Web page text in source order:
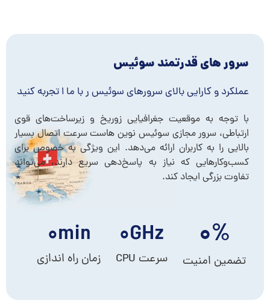
سرور های قدرتمند سوئیس
عملکرد و کارایی بالای سرورهای سوئیس ر با ما ا تجربه کنید
با توجه به موقعیت جغرافیایی زوریخ و زیرساخت‌های قوی
ارتباطی، سرور مجازی سوئیس نوین هاست سرعت اتصال بسیار
بالایی را به کاربران ارائه می‌دهد. این ویژگی به خصوص برای
کسب‌وکارهایی که نیاز به پاسخ‌دهی سریع دارند، می‌تواند
تفاوت بزرگی ایجاد کند.
تضمین امنیت
%۰
سرعت CPU
GHz۰
زمان راه اندازی
min۰